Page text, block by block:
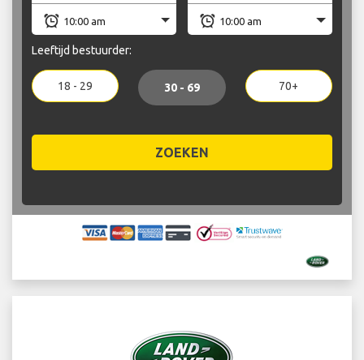
Leeftijd bestuurder:
18 - 29 30 - 69 70+
ZOEKEN